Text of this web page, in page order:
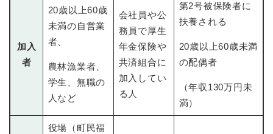
加入
者
20歳以上60歳
未満の自営業
者、
農林漁業者、
学生、無職の
人など
会社員や公
務員で厚生
年金保険や
共済組合に
加入してい
る人
第2号被保険者に
扶養される
20歳以上60歳未満
の配偶者
（年収130万円未
満）
役場（町民福